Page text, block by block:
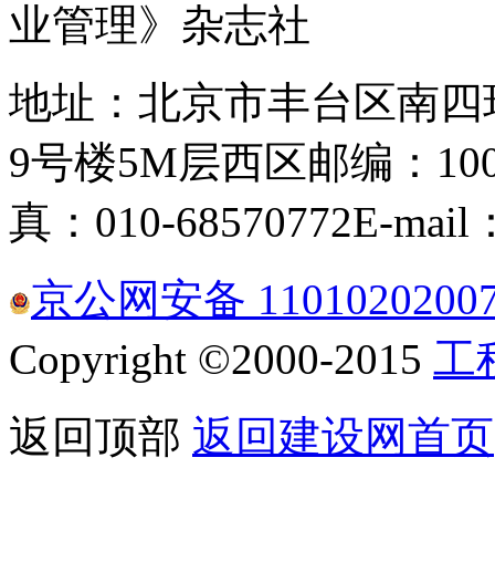
业管理》杂志社
地址：北京市丰台区南
9号楼5M层西区邮编：
真：010-68570772E-mail
京公网安备
Copyright ©2000-2015 工
返回顶部 返回建设网首页